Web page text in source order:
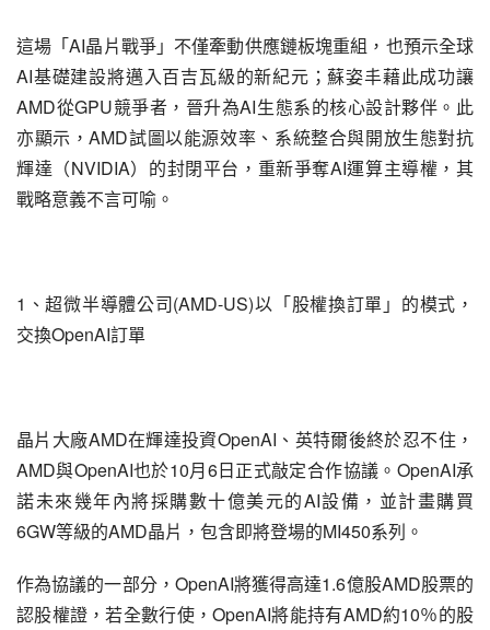
這場「AI晶片戰爭」不僅牽動供應鏈板塊重組，也預示全球
AI基礎建設將邁入百吉瓦級的新紀元；蘇姿丰藉此成功讓
AMD從GPU競爭者，晉升為AI生態系的核心設計夥伴。此
亦顯示，AMD試圖以能源效率、系統整合與開放生態對抗
輝達（NVIDIA）的封閉平台，重新爭奪AI運算主導權，其
戰略意義不言可喻。
1、超微半導體公司(AMD-US)以「股權換訂單」的模式，
交換OpenAI訂單
晶片大廠AMD在輝達投資OpenAI、英特爾後終於忍不住，
AMD與OpenAI也於10月6日正式敲定合作協議。OpenAI承
諾未來幾年內將採購數十億美元的AI設備，並計畫購買
6GW等級的AMD晶片，包含即將登場的MI450系列。
作為協議的一部分，OpenAI將獲得高達1.6億股AMD股票的
認股權證，若全數行使，OpenAI將能持有AMD約10％的股